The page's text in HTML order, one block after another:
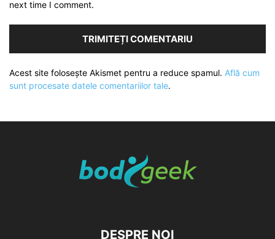
next time I comment.
Acest site folosește Akismet pentru a reduce spamul. Află cum
sunt procesate datele comentariilor tale.
DESPRE NOI